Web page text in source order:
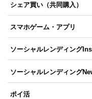
シェア買い（共同購入）
スマホゲーム・アプリ
ソーシャルレンディング
ソーシャルレンディング
ポイ活